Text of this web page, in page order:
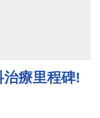
療里程碑!